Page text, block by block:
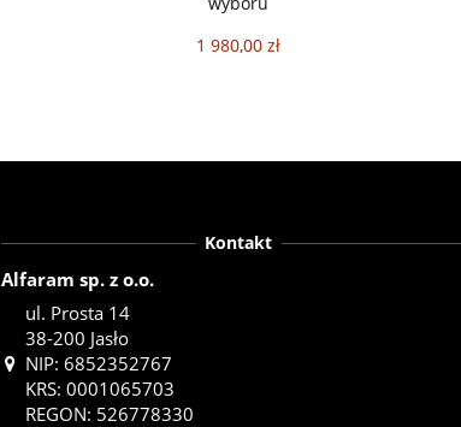
1 980,00 zł
Kontakt
Alfaram sp. z o.o.
ul. Prosta 14
38-200 Jasło
NIP: 6852352767
KRS: 0001065703
REGON: 526778330